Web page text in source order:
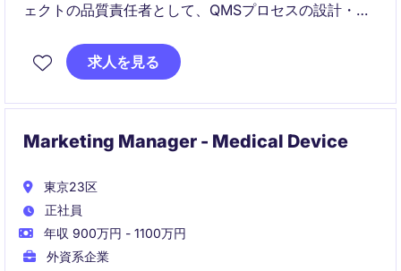
ェクトの品質責任者として、QMSプロセスの設計・統
ームと連携しながら、品質コンプライアンスの維持と
継続的改善を推進する重要なポジションです。
求人を見る
Marketing Manager - Medical Device
東京23区
正社員
年収 900万円 - 1100万円
外資系企業